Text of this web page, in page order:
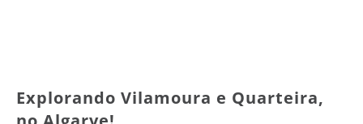
Explorando Vilamoura e Quarteira,